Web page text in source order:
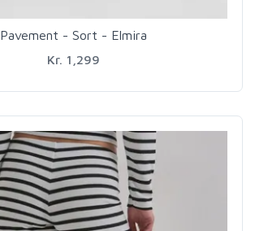
Pavement - Sort - Elmira
Kr. 1,299